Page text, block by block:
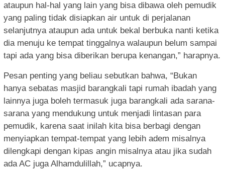
ataupun hal-hal yang lain yang bisa dibawa oleh pemudik
yang paling tidak disiapkan air untuk di perjalanan
selanjutnya ataupun ada untuk bekal berbuka nanti ketika
dia menuju ke tempat tinggalnya walaupun belum sampai
tapi ada yang bisa diberikan berupa kenangan,” harapnya.
Pesan penting yang beliau sebutkan bahwa, “Bukan
hanya sebatas masjid barangkali tapi rumah ibadah yang
lainnya juga boleh termasuk juga barangkali ada sarana-
sarana yang mendukung untuk menjadi lintasan para
pemudik, karena saat inilah kita bisa berbagi dengan
menyiapkan tempat-tempat yang lebih adem misalnya
dilengkapi dengan kipas angin misalnya atau jika sudah
ada AC juga Alhamdulillah,” ucapnya.